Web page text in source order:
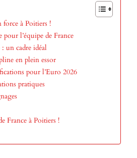
force à Poitiers !
l’équipe de France
: un cadre idéal
en plein essor
pour l’Euro 2026
pratiques
France à Poitiers !